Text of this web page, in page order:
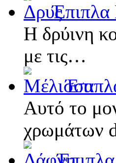
Έπιπλα
Η δρύινη
με τις…
Αυτό το
χρωμάτων